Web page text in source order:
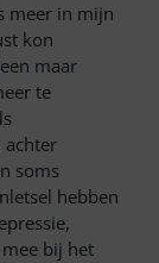
meer in mijn
kon
maar
te
achter
soms
hebben
bij het